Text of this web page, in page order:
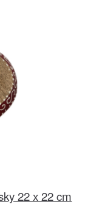
22 x 22 cm